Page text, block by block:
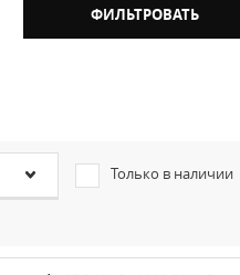
Только в наличии